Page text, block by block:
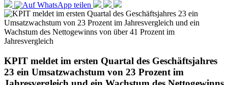
KPIT meldet im ersten Quartal des Geschäftsjahres
23 ein Umsatzwachstum von 23 Prozent im